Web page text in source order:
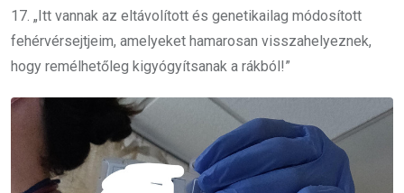
17. „Itt vannak az eltávolított és genetikailag módosított
fehérvérsejtjeim, amelyeket hamarosan visszahelyeznek,
hogy remélhetőleg kigyógyítsanak a rákból!”